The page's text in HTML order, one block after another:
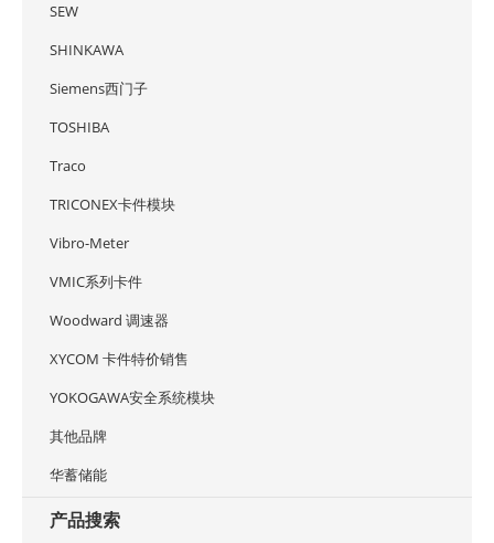
SEW
SHINKAWA
Siemens西门子
TOSHIBA
Traco
TRICONEX卡件模块
Vibro-Meter
VMIC系列卡件
Woodward 调速器
XYCOM 卡件特价销售
YOKOGAWA安全系统模块
其他品牌
华蓄储能
产品搜索